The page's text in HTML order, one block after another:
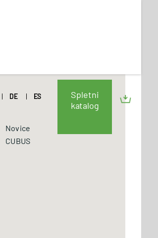
DE ES
Novice
CUBUS
Spletni
katalog